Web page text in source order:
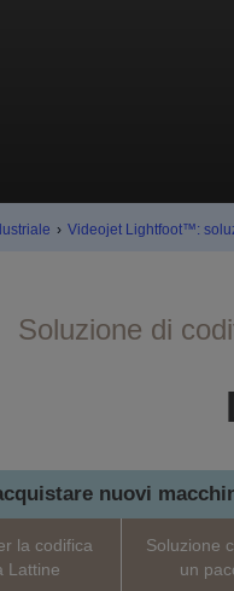
› Videojet Lightfoot™:
Soluzione di
nuovi
la codifica
Lattine
Soluzione
un